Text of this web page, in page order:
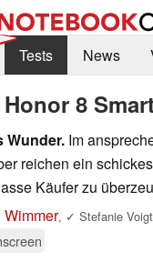
Tests
News
Honor 8
Wunder. Im
reichen ein
Käufer zu
Wimmer, ✓ Stefanie Voigt